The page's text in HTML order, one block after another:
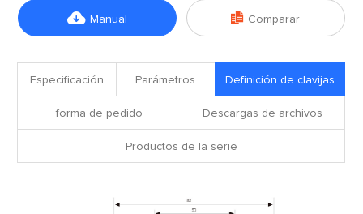
 Manual  Comparar
Especificación Parámetros Definición de clavijas
forma de pedido Descargas de archivos
Productos de la serie